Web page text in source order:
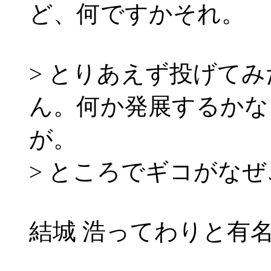
ど、何ですかそれ。
> とりあえず投げて
ん。何か発展するか
が。
> ところでギコがな
結城 浩ってわりと有